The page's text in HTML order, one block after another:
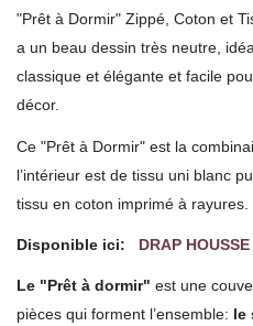
"Prêt à Dormir" Zippé, Coton et
a un beau dessin très neutre,
classique et élégante et facile
décor.
Ce "Prêt à Dormir" est la
l’intérieur est de tissu uni blanc
tissu en coton imprimé à rayures.
Disponible ici: DRAP
Le "Prêt à dormir" est une
pièces qui forment l’ensemble: le